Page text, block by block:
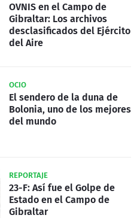
OVNIS en el Campo de
Gibraltar: Los archivos
desclasificados del Ejército
del Aire
OCIO
El sendero de la duna de
Bolonia, uno de los mejores
del mundo
REPORTAJE
23-F: Así fue el Golpe de
Estado en el Campo de
Gibraltar